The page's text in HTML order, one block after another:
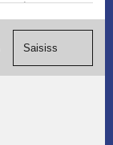
(Mastercard,
Visa, ...) et